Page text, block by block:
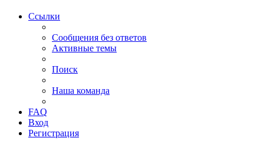
Ссылки
Сообщения без ответов
Активные темы
Поиск
Наша команда
FAQ
Вход
Регистрация